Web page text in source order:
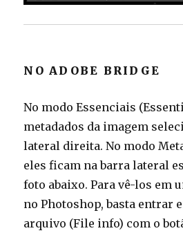
NO ADOBE BRIDGE
No modo Essenciais
metadados da imagem
lateral direita. No modo
eles ficam na barra lateral
foto abaixo. Para vê-los em
no Photoshop, basta entrar
arquivo (File info) com o